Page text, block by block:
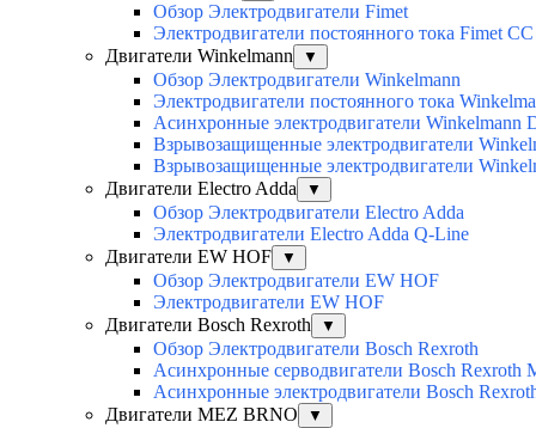
Обзор Электродвигатели Fimet
Электродвигатели постоянного тока Fimet CC
Двигатели Winkelmann
▼
Обзор Электродвигатели Winkelmann
Электродвигатели постоянного тока
Асинхронные электродвигатели Winkelmann
Взрывозащищенные электродвигатели
Взрывозащищенные электродвигатели
Двигатели Electro Adda
▼
Обзор Электродвигатели Electro Adda
Электродвигатели Electro Adda Q-Line
Двигатели EW HOF
▼
Обзор Электродвигатели EW HOF
Электродвигатели EW HOF
Двигатели Bosch Rexroth
▼
Обзор Электродвигатели Bosch Rexroth
Асинхронные серводвигатели Bosch Rexroth
Асинхронные электродвигатели Bosch
Двигатели MEZ BRNO
▼